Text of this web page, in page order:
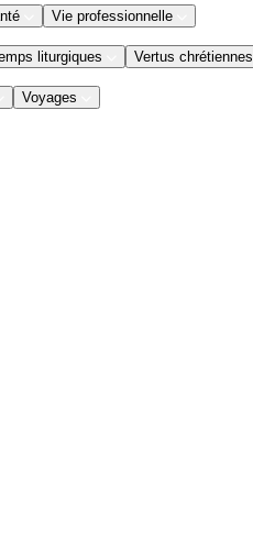
Vie professionnelle
liturgiques Vertus chrétiennes
Voyages